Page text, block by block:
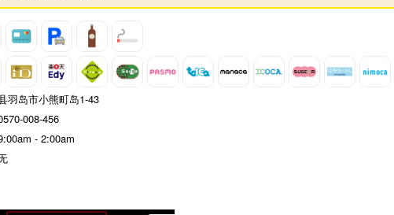
羽岛市小熊町岛1-43
008-456
- 2:00am